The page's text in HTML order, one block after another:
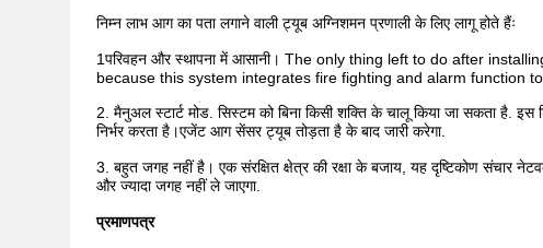
निम्न लाभ आग का पता लगाने वाली ट्यूब अग्निशमन प्रणाली के लिए लागू होते हैंः
1परिवहन और स्थापना में आसानी। The only thing left to do after
because this system integrates fire fighting and alarm function
2. मैनुअल स्टार्ट मोड. सिस्टम को बिना किसी शक्ति के चालू किया जा सकता है.
निर्भर करता है।एजेंट आग सेंसर ट्यूब तोड़ता है के बाद जारी करेगा.
3. बहुत जगह नहीं है। एक संरक्षित क्षेत्र की रक्षा के बजाय, यह दृष्टिकोण संचार
और ज्यादा जगह नहीं ले जाएगा.
प्रमाणपत्र